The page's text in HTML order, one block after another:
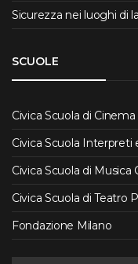
Sicurezza nei luoghi di
SCUOLE
Civica Scuola di
Civica Scuola Interpreti
Civica Scuola di Musica
Civica Scuola di Teatro
Fondazione Milano